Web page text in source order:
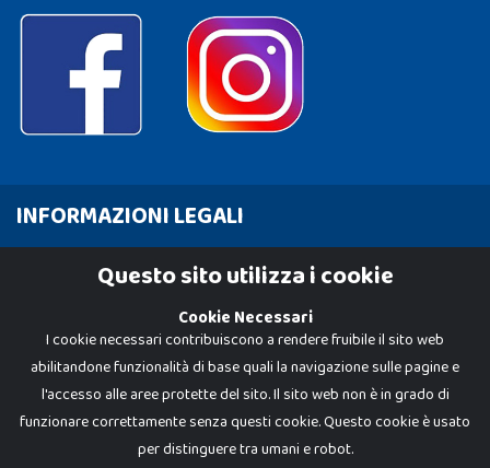
INFORMAZIONI LEGALI
Cookie PolicyQuesto sito utilizza i cookie
Cookie Necessari
I cookie necessari contribuiscono a rendere fruibile il sito web
abilitandone funzionalità di base quali la navigazione sulle pagine e
l'accesso alle aree protette del sito. Il sito web non è in grado di
funzionare correttamente senza questi cookie. Questo cookie è usato
per distinguere tra umani e robot.